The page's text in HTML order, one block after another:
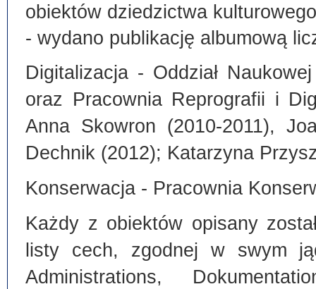
obiektów dziedzictwa kulturowego
- wydano publikację albumową
Digitalizacja - Oddział
oraz Pracownia Reprografii i
Anna Skowron (2010-2011),
Dechnik (2012); Katarzyna
Konserwacja - Pracownia
Każdy z obiektów opisany
listy cech, zgodnej w swym
Administrations,